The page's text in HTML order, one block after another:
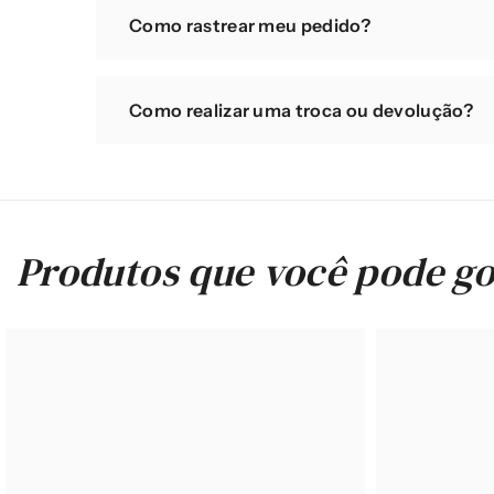
Temos duas tabelas para te ajudar: a tabela de
Como rastrear meu pedido?
Você pode acompanhar a entrega pelo site
Como realizar uma troca ou devolução?
selecionar o item que deseja trocar, gerar o
Produtos que você pode